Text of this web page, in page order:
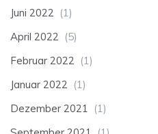
Juni 2022 (1)
April 2022 (5)
Februar 2022 (1)
Januar 2022 (1)
Dezember 2021 (1)